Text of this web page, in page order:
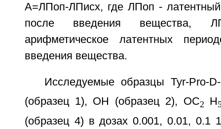
А=ЛПоп-ЛПисх, где ЛПоп -
после введения вещества,
арифметическое латентных
введения вещества.
Исследуемые образцы Tyr-Pro-
(образец 1), ОН (образец 2), ОС2 Н
(образец 4) в дозах 0.001, 0.01, 0.1